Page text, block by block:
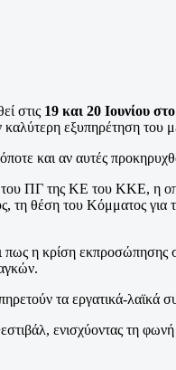
στις 19 και 20 Ιουνίου
καλύτερη εξυπηρέτηση του
και αν αυτές
ΠΓ της ΚΕ του ΚΚΕ, η
τη θέση του Κόμματος για
η κρίση εκπροσώπησης
τα εργατικά-λαϊκά
ενισχύοντας τη